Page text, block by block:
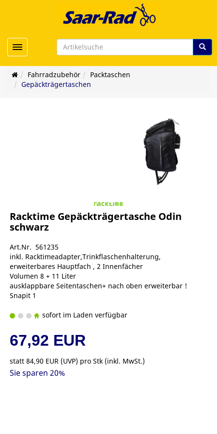
Toggle navigation
Fahrradzubehör
Packtaschen
Gepäckträgertaschen
Racktime Gepäckträgertasche Odin
schwarz
Art.Nr. 561235
inkl. Racktimeadapter,Trinkflaschenhalterung,
erweiterbares Hauptfach , 2 Innenfächer
Volumen 8 + 11 Liter
ausklappbare Seitentaschen+ nach oben erweiterbar !
Snapit 1
sofort im Laden verfügbar
67,92 EUR
statt 84,90 EUR (UVP) pro Stk (inkl. MwSt.)
Sie sparen 20%